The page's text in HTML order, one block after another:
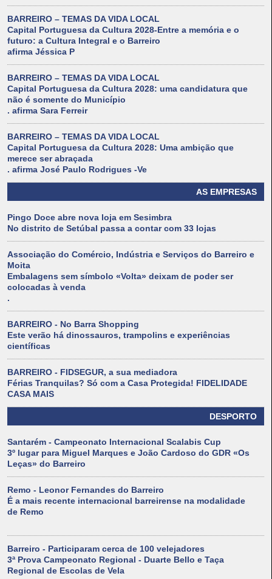
BARREIRO – TEMAS DA VIDA LOCAL
Capital Portuguesa da Cultura 2028-Entre a memória e o
futuro: a Cultura Integral e o Barreiro
afirma Jéssica P
BARREIRO – TEMAS DA VIDA LOCAL
Capital Portuguesa da Cultura 2028: uma candidatura que
não é somente do Município
. afirma Sara Ferreir
BARREIRO – TEMAS DA VIDA LOCAL
Capital Portuguesa da Cultura 2028: Uma ambição que
merece ser abraçada
. afirma José Paulo Rodrigues -Ve
AS EMPRESAS
Pingo Doce abre nova loja em Sesimbra
No distrito de Setúbal passa a contar com 33 lojas
Associação do Comércio, Indústria e Serviços do Barreiro e
Moita
Embalagens sem símbolo «Volta» deixam de poder ser
colocadas à venda
.
BARREIRO - No Barra Shopping
Este verão há dinossauros, trampolins e experiências
científicas
BARREIRO - FIDSEGUR, a sua mediadora
Férias Tranquilas? Só com a Casa Protegida! FIDELIDADE
CASA MAIS
DESPORTO
Santarém - Campeonato Internacional Scalabis Cup
3º lugar para Miguel Marques e João Cardoso do GDR «Os
Leças» do Barreiro
Remo - Leonor Fernandes do Barreiro
É a mais recente internacional barreirense na modalidade
de Remo
Barreiro - Participaram cerca de 100 velejadores
3ª Prova Campeonato Regional - Duarte Bello e Taça
Regional de Escolas de Vela